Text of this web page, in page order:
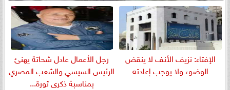
الإفتاء: نزيف الأنف لا ينقض
الوضوء ولا يوجب إعادته
رجل الأعمال عادل شحاتة يهنئ
الرئيس السيسي والشعب المصري
بمناسبة ذكرى ثورة...